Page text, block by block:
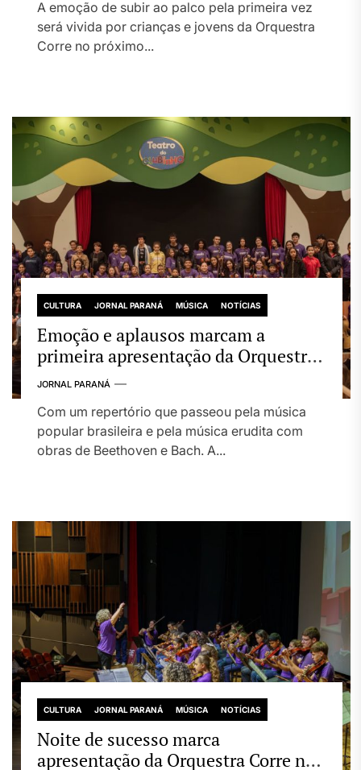
A emoção de subir ao palco pela primeira vez
será vivida por crianças e jovens da Orquestra
Corre no próximo...
CULTURA JORNAL PARANÁ MÚSICA NOTÍCIAS
Emoção e aplausos marcam a
primeira apresentação da Orquestra
Corre no Londrina Norte Shopping
JORNAL PARANÁ
Com um repertório que passeou pela música
popular brasileira e pela música erudita com
obras de Beethoven e Bach. A...
CULTURA JORNAL PARANÁ MÚSICA NOTÍCIAS
Noite de sucesso marca
apresentação da Orquestra Corre no